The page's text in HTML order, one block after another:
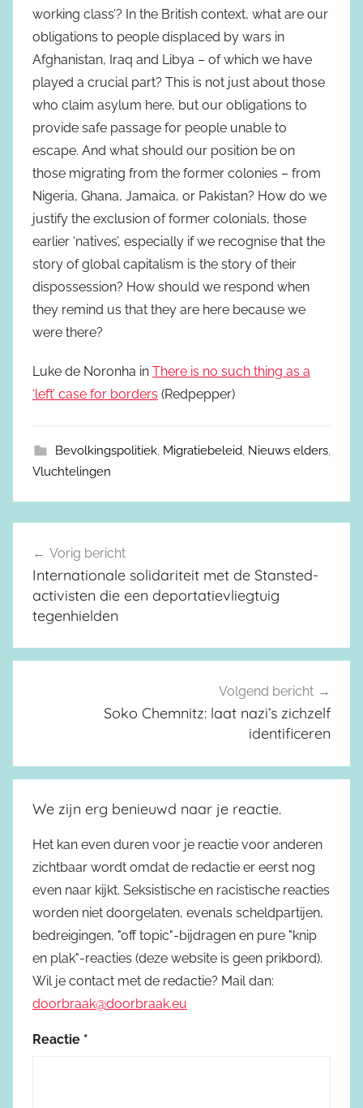
working class’? In the British context, what are our
obligations to people displaced by wars in
Afghanistan, Iraq and Libya – of which we have
played a crucial part? This is not just about those
who claim asylum here, but our obligations to
provide safe passage for people unable to
escape. And what should our position be on
those migrating from the former colonies – from
Nigeria, Ghana, Jamaica, or Pakistan? How do we
justify the exclusion of former colonials, those
earlier ‘natives’, especially if we recognise that the
story of global capitalism is the story of their
dispossession? How should we respond when
they remind us that they are here because we
were there?
Luke de Noronha in There is no such thing as a
‘left’ case for borders (Redpepper)
Bevolkingspolitiek, Migratiebeleid, Nieuws elders,
Vluchtelingen
Berichtnavigatie
Vorig bericht
Internationale solidariteit met de Stansted-
activisten die een deportatievliegtuig
tegenhielden
Volgend bericht
Soko Chemnitz: laat nazi’s zichzelf
identificeren
We zijn erg benieuwd naar je reactie.
Het kan even duren voor je reactie voor anderen
zichtbaar wordt omdat de redactie er eerst nog
even naar kijkt. Seksistische en racistische reacties
worden niet doorgelaten, evenals scheldpartijen,
bedreigingen, "off topic"-bijdragen en pure "knip
en plak"-reacties (deze website is geen prikbord).
Wil je contact met de redactie? Mail dan:
doorbraak@doorbraak.eu
Reactie *